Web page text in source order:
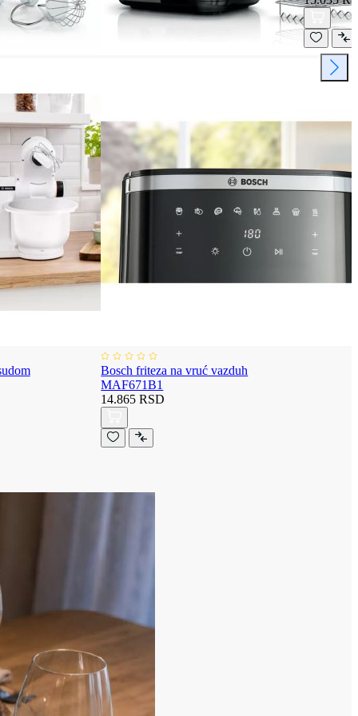
Bosch friteza na vruć vazduh
MAF671B1
14.865 RSD